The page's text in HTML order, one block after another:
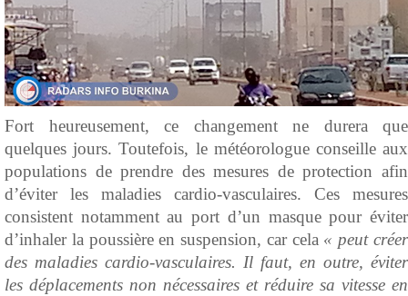
Fort heureusement, ce changement ne durera que
quelques jours. Toutefois, le météorologue conseille aux
populations de prendre des mesures de protection afin
d’éviter les maladies cardio-vasculaires. Ces mesures
consistent notamment au port d’un masque pour éviter
d’inhaler la poussière en suspension, car cela « peut créer
des maladies cardio-vasculaires. Il faut, en outre, éviter
les déplacements non nécessaires et réduire sa vitesse en